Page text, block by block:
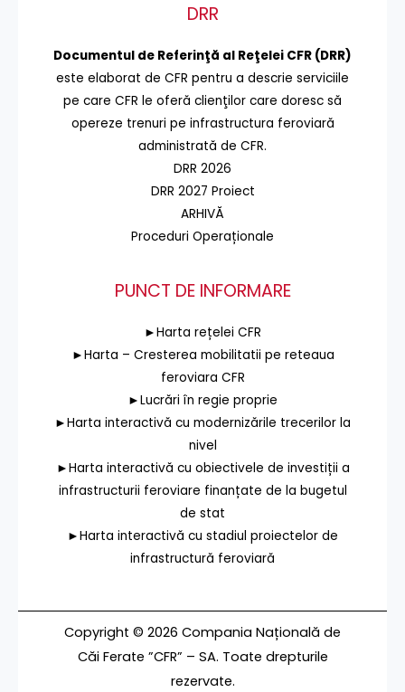
DRR
Documentul de Referinţă al Reţelei CFR (DRR)
este elaborat de CFR pentru a descrie serviciile
pe care CFR le oferă clienţilor care doresc să
opereze trenuri pe infrastructura feroviară
administrată de CFR.
DRR 2026
DRR 2027 Proiect
ARHIVĂ
Proceduri Operaționale
PUNCT DE INFORMARE
►Harta rețelei CFR
►Harta – Cresterea mobilitatii pe reteaua
feroviara CFR
►Lucrări în regie proprie
►Harta interactivă cu modernizările trecerilor la
nivel
►Harta interactivă cu obiectivele de investiții a
infrastructurii feroviare finanțate de la bugetul
de stat
►Harta interactivă cu stadiul proiectelor de
infrastructură feroviară
Copyright © 2026 Compania Națională de
Căi Ferate ”CFR” – SA. Toate drepturile
rezervate.